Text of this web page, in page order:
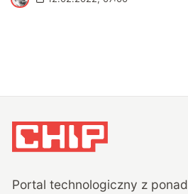
Portal technologiczny z ponad